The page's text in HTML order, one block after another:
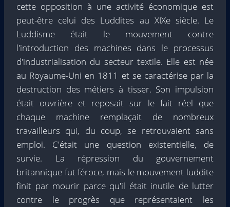
cette opposition à une activité économique est
peut-être celui des Luddites au XIXe siècle. Le
Luddisme était le mouvement contre
l'introduction des machines dans le processus
d'industrialisation du secteur textile. Elle est née
au Royaume-Uni en 1811 et se caractérise par la
destruction des métiers à tisser. Son impulsion
était ouvrière et reposait sur le fait réel que
chaque machine remplaçait de nombreux
travailleurs qui, du coup, se retrouvaient sans
emploi. C'était une question existentielle, de
survie. La répression du gouvernement
britannique fut féroce, mais le mouvement luddite
finit par mourir parce qu'il était inutile de lutter
contre le progrès que représentaient les